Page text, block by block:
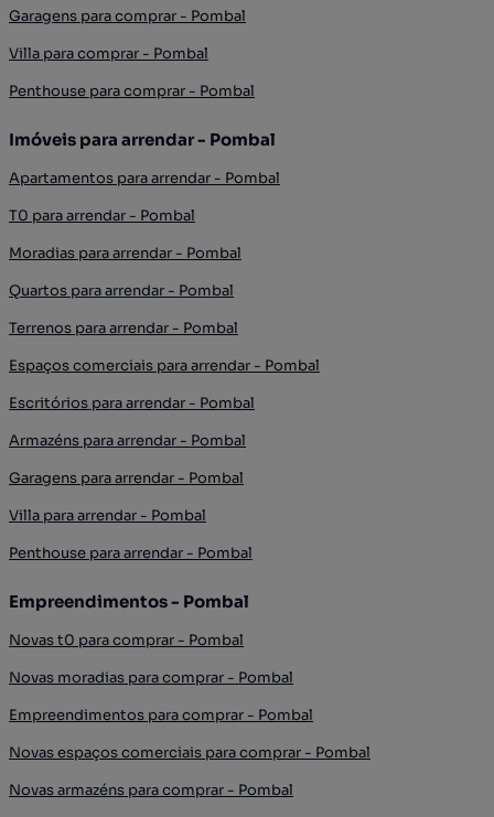
Garagens para comprar - Pombal
Villa para comprar - Pombal
Penthouse para comprar - Pombal
Imóveis para arrendar - Pombal
Apartamentos para arrendar - Pombal
T0 para arrendar - Pombal
Moradias para arrendar - Pombal
Quartos para arrendar - Pombal
Terrenos para arrendar - Pombal
Espaços comerciais para arrendar - Pombal
Escritórios para arrendar - Pombal
Armazéns para arrendar - Pombal
Garagens para arrendar - Pombal
Villa para arrendar - Pombal
Penthouse para arrendar - Pombal
Empreendimentos - Pombal
Novas t0 para comprar - Pombal
Novas moradias para comprar - Pombal
Empreendimentos para comprar - Pombal
Novas espaços comerciais para comprar - Pombal
Novas armazéns para comprar - Pombal